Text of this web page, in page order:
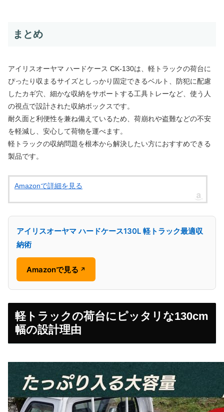
まとめ
アイリスオーヤマ ハードケース CK-130は、軽トラックの荷台に
ぴったり収まるサイズとしっかり固定できるベルト、防犯に配慮
したカギ穴、細かな収納をサポートする工具トレーなど、使う人
の視点で設計された収納ボックスです。
耐久面と利便性を兼ね備えているため、荷崩れや盗難などの不安
を軽減し、安心して荷物を運べます。
軽トラックの収納問題を根本から解決したい方におすすめできる
製品です。
Amazonで詳細を見る
アイリスオーヤマ ハードケース130L 軽トラック最適収
納術
Amazonで見る ↗
軽トラックの荷台にピッタリな130cm
幅の設計理由